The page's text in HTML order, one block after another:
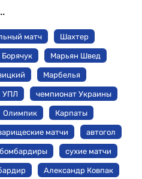
матч Шахтер
Марьян Швед
Марбелья
УПЛ чемпионат Украины
Олимпик Карпаты
матчи автогол
бомбардиры сухие матчи
Александр Ковпак